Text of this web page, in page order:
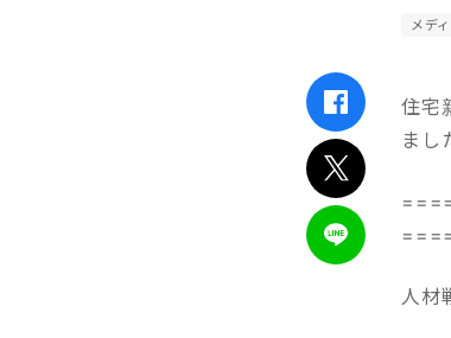
メデ
住宅
まし
人材